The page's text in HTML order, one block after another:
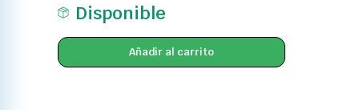
Disponible
Añadir al carrito